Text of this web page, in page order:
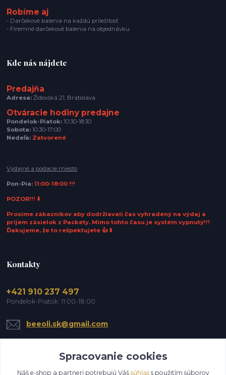
Robíme aj
- Darčekové balenia na každú príležitosť
- Firemné darčekové balenia na objednávku
Kde nás nájdete
Predajňa
Adresa: Židovská 21, Bratislava
Otváracie hodiny predajne
Pondelok-Piatok: 10:30-18:30
Sobota: 10:30-17:00
Nedeľa: Zatvorené
Výdajné a podacie miesto
Pon-Pia:11:00-18:00 !!!
POZOR!!! ⬇️
Prosíme zákazníkov aby dodržiavali čas vyhradený na výdaj a
príjem zásielok z Packety. Mimo tohto času je systém vypnutý!!!
Ďakujeme, že to rešpektujete 👍 ⬇️
Kontakty
+421 910 237 497
Pondelok-Piatok: 11:00-18:00
beeoli.sk@gmail.com
Spracovanie cookies
Náš e-shop a partneri potrebujú Váš súhlass použitím súborov